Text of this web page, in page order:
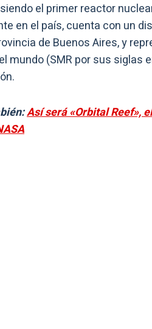
el primer reactor
en el país, cuenta con un
de Buenos Aires, y
mundo (SMR por sus siglas
Así será «Orbital Reef»,